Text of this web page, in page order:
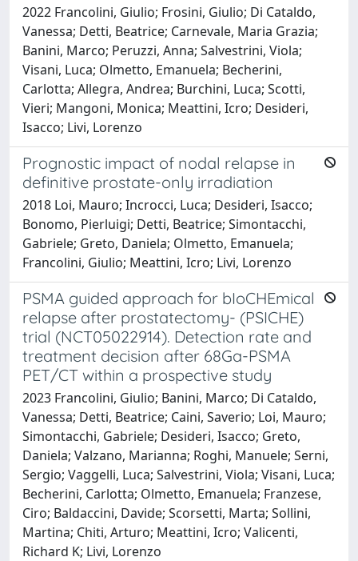
2022 Francolini, Giulio; Frosini, Giulio; Di Cataldo,
Vanessa; Detti, Beatrice; Carnevale, Maria Grazia;
Banini, Marco; Peruzzi, Anna; Salvestrini, Viola;
Visani, Luca; Olmetto, Emanuela; Becherini,
Carlotta; Allegra, Andrea; Burchini, Luca; Scotti,
Vieri; Mangoni, Monica; Meattini, Icro; Desideri,
Isacco; Livi, Lorenzo
Prognostic impact of nodal relapse in
definitive prostate-only irradiation
2018 Loi, Mauro; Incrocci, Luca; Desideri, Isacco;
Bonomo, Pierluigi; Detti, Beatrice; Simontacchi,
Gabriele; Greto, Daniela; Olmetto, Emanuela;
Francolini, Giulio; Meattini, Icro; Livi, Lorenzo
PSMA guided approach for bIoCHEmical
relapse after prostatectomy- (PSICHE)
trial (NCT05022914). Detection rate and
treatment decision after 68Ga-PSMA
PET/CT within a prospective study
2023 Francolini, Giulio; Banini, Marco; Di Cataldo,
Vanessa; Detti, Beatrice; Caini, Saverio; Loi, Mauro;
Simontacchi, Gabriele; Desideri, Isacco; Greto,
Daniela; Valzano, Marianna; Roghi, Manuele; Serni,
Sergio; Vaggelli, Luca; Salvestrini, Viola; Visani, Luca;
Becherini, Carlotta; Olmetto, Emanuela; Franzese,
Ciro; Baldaccini, Davide; Scorsetti, Marta; Sollini,
Martina; Chiti, Arturo; Meattini, Icro; Valicenti,
Richard K; Livi, Lorenzo